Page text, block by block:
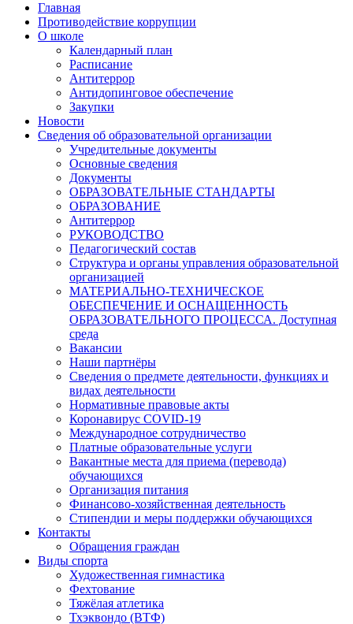
Главная
Противодействие коррупции
О школе
Календарный план
Расписание
Антитеррор
Антидопинговое обеспечение
Закупки
Новости
Сведения об образовательной организации
Учредительные документы
Основные сведения
Документы
ОБРАЗОВАТЕЛЬНЫЕ СТАНДАРТЫ
ОБРАЗОВАНИЕ
Антитеррор
РУКОВОДСТВО
Педагогический состав
Структура и органы управления образовательной
организацией
МАТЕРИАЛЬНО-ТЕХНИЧЕСКОЕ
ОБЕСПЕЧЕНИЕ И ОСНАЩЕННОСТЬ
ОБРАЗОВАТЕЛЬНОГО ПРОЦЕССА. Доступная
среда
Вакансии
Наши партнёры
Сведения о предмете деятельности, функциях и
видах деятельности
Нормативные правовые акты
Коронавирус COVID-19
Международное сотрудничество
Платные образовательные услуги
Вакантные места для приема (перевода)
обучающихся
Организация питания
Финансово-хозяйственная деятельность
Стипендии и меры поддержки обучающихся
Контакты
Обращения граждан
Виды спорта
Художественная гимнастика
Фехтование
Тяжёлая атлетика
Тхэквондо (ВТФ)